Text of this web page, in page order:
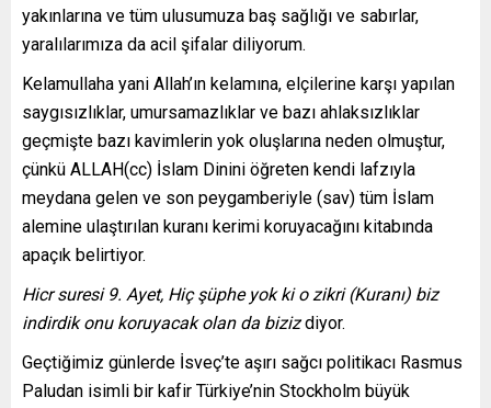
yakınlarına ve tüm ulusumuza baş sağlığı ve sabırlar,
yaralılarımıza da acil şifalar diliyorum.
Kelamullaha yani Allah’ın kelamına, elçilerine karşı yapılan
saygısızlıklar, umursamazlıklar ve bazı ahlaksızlıklar
geçmişte bazı kavimlerin yok oluşlarına neden olmuştur,
çünkü ALLAH(cc) İslam Dinini öğreten kendi lafzıyla
meydana gelen ve son peygamberiyle (sav) tüm İslam
alemine ulaştırılan kuranı kerimi koruyacağını kitabında
apaçık belirtiyor.
Hicr suresi 9. Ayet, Hiç şüphe yok ki o zikri (Kuranı) biz
indirdik onu koruyacak olan da bizizdiyor.
Geçtiğimiz günlerde İsveç’te aşırı sağcı politikacı Rasmus
Paludan isimli bir kafir Türkiye’nin Stockholm büyük